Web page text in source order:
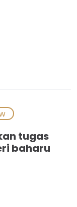
tugas
baharu